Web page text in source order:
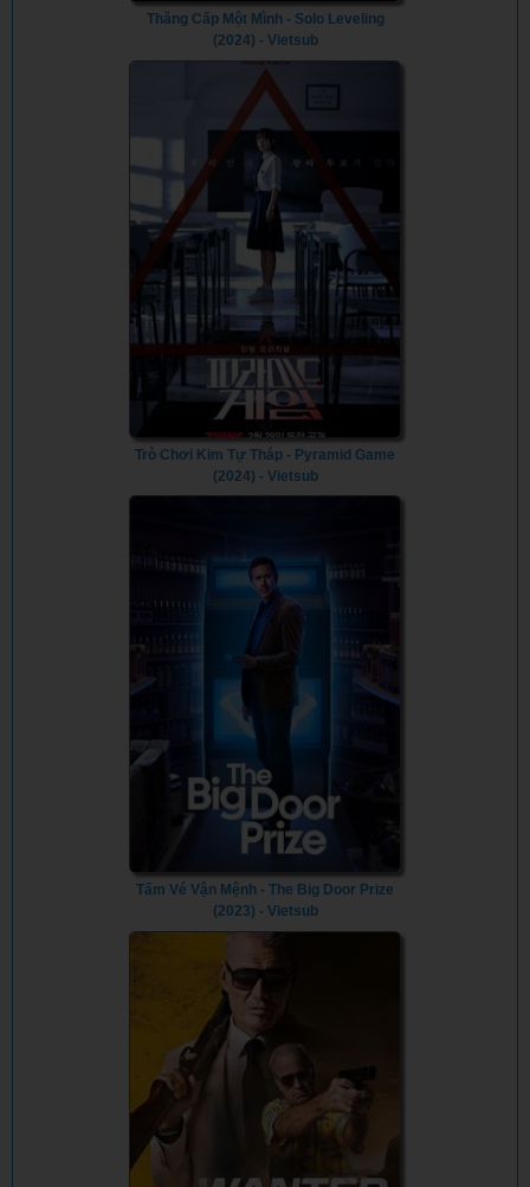
Thăng Cấp Một Mình - Solo Leveling
(2024) - Vietsub
Trò Chơi Kim Tự Tháp - Pyramid Game
(2024) - Vietsub
Tấm Vé Vận Mệnh - The Big Door Prize
(2023) - Vietsub